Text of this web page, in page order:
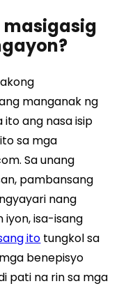
masigasig
manganak ng
ang nasa isip
sa mga
Sa unang
pambansang
nang
iyon, isa-isang
ito tungkol sa
benepisyo
pati na rin sa mga